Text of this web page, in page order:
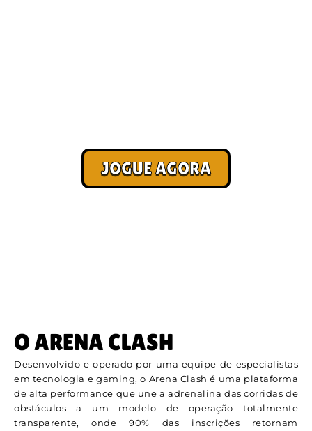
JOGUE AGORA
O ARENA CLASH
Desenvolvido e operado por uma equipe de especialistas
em tecnologia e gaming, o Arena Clash é uma plataforma
de alta performance que une a adrenalina das corridas de
obstáculos a um modelo de operação totalmente
transparente, onde 90% das inscrições retornam